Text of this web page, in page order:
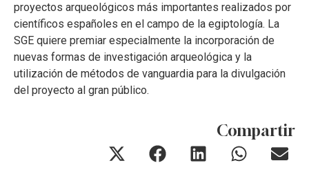
proyectos arqueológicos más importantes realizados por
científicos españoles en el campo de la egiptología. La
SGE quiere premiar especialmente la incorporación de
nuevas formas de investigación arqueológica y la
utilización de métodos de vanguardia para la divulgación
del proyecto al gran público.
Compartir